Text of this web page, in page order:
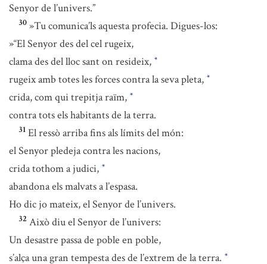
Senyor de l’univers.”
30 »Tu comunica’ls aquesta profecia. Digues-los:
»“El Senyor des del cel rugeix,
clama des del lloc sant on resideix, *
rugeix amb totes les forces contra la seva pleta, *
crida, com qui trepitja raïm, *
contra tots els habitants de la terra.
31 El ressò arriba fins als límits del món:
el Senyor pledeja contra les nacions,
crida tothom a judici, *
abandona els malvats a l’espasa.
Ho dic jo mateix, el Senyor de l’univers.
32 Això diu el Senyor de l’univers:
Un desastre passa de poble en poble,
s’alça una gran tempesta des de l’extrem de la terra. *